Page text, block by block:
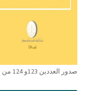
صدور العددين 123و 124 من سلسلة الأبحاث المعمقة بتاريخ 01/09/2024